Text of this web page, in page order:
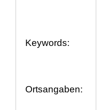
Keywords:
Ortsangaben: